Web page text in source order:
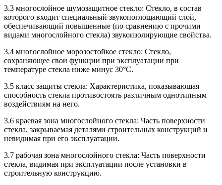
3.3 многослойное шумозащитное стекло: Стекло, в состав
которого входит специальный звукопоглощающий слой,
обеспечивающий повышенные (по сравнению с прочими
видами многослойного стекла) звукоизолирующие свойства.
3.4 многослойное морозостойкое стекло: Стекло,
сохраняющее свои функции при эксплуатации при
температуре стекла ниже минус 30°С.
3.5 класс защиты стекла: Характеристика, показывающая
способность стекла противостоять различным однотипным
воздействиям на него.
3.6 краевая зона многослойного стекла: Часть поверхности
стекла, закрываемая деталями строительных конструкций и
невидимая при его эксплуатации.
3.7 рабочая зона многослойного стекла: Часть поверхности
стекла, видимая при эксплуатации после установки в
строительную конструкцию.